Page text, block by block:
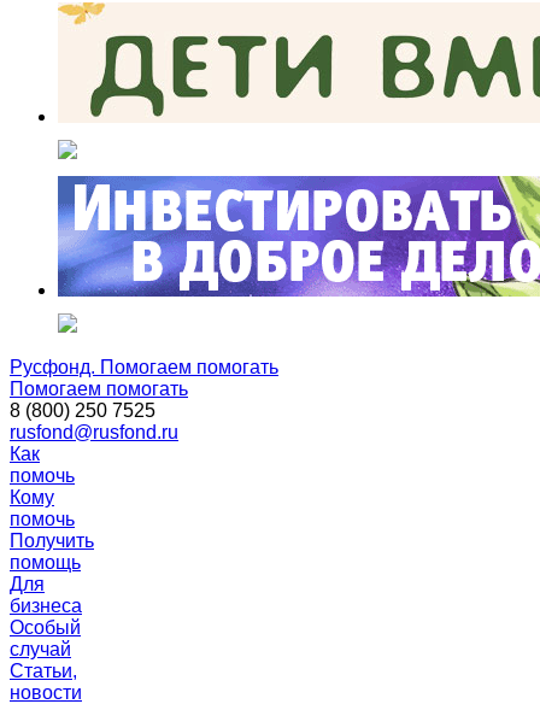
Русфонд. Помогаем помогать
Помогаем помогать
8 (800) 250 7525
rusfond@rusfond.ru
Как
помочь
Кому
помочь
Получить
помощь
Для
бизнеса
Особый
случай
Статьи,
новости